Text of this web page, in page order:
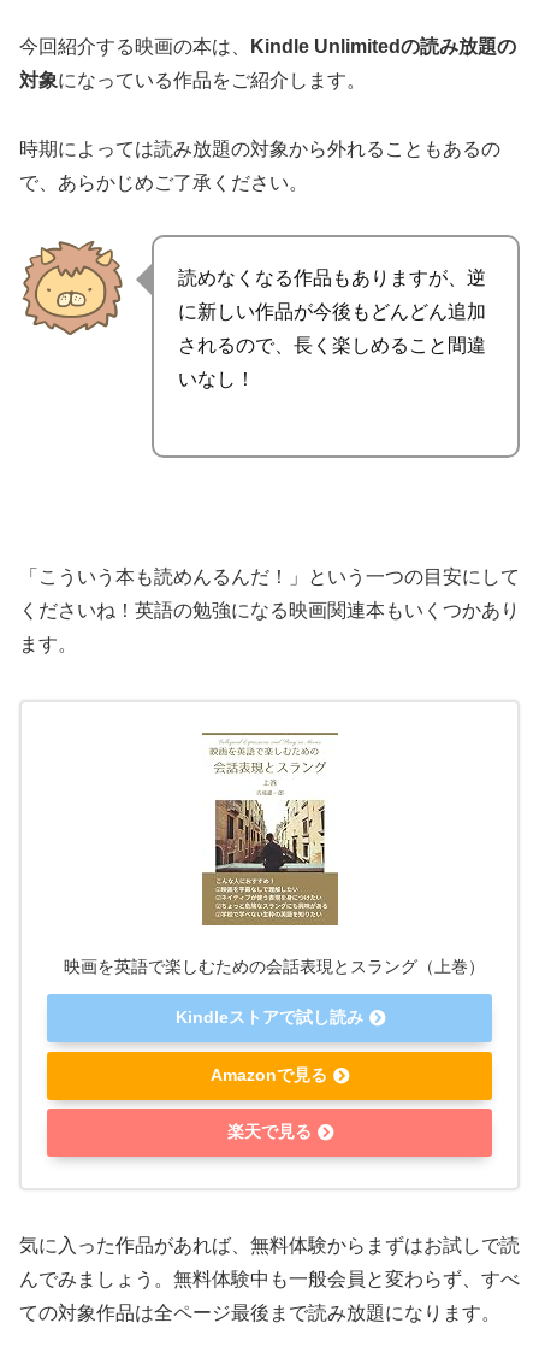
今回紹介する映画の本は、
Kindle Unlimitedの読み放題の
対象になっている作品をご紹介します。
時期によっては読み放題の対象から外れることもあるの
で、あらかじめご了承ください。
読めなくなる作品もありますが、逆
に新しい作品が今後もどんどん追加
されるので、長く楽しめること間違
いなし！
「こういう本も読めんるんだ！」という一つの目安にして
くださいね！英語の勉強になる映画関連本もいくつかあり
ます。
映画を英語で楽しむための会話表現とスラング（上巻）
Kindleストアで試し読み
Amazonで見る
楽天で見る
気に入った作品があれば、無料体験からまずはお試しで読
んでみましょう。無料体験中も一般会員と変わらず、 すべ
ての対象作品は全ページ最後まで読み放題になります。